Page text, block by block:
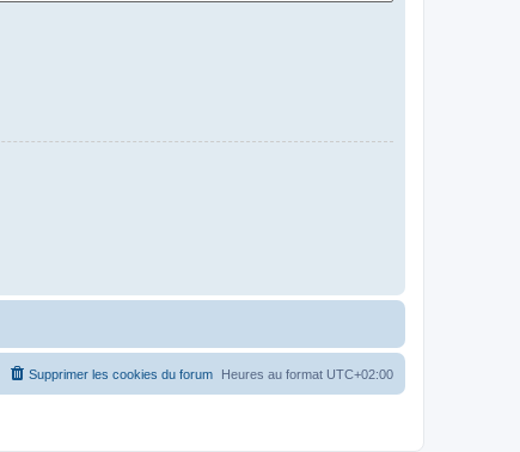
Heures au format UTC+02:00
Supprimer les cookies du forum